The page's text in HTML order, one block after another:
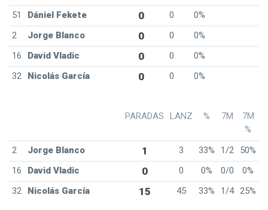
51
Dániel Fekete 0 0
0%
2
Jorge Blanco 0 0
0%
16
David Vladic 0 0
0%
32
Nicolás García 0 0 0%
PARADAS LANZ % 7M
7M
%
2
Jorge Blanco 1 3 33% 1/2
50%
16
David Vladic 0 0 0% 0/0
0%
32
Nicolás García 15 45 33% 1/4 25%